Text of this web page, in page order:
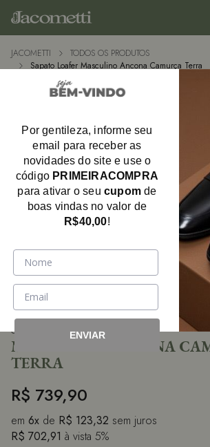
JACOMETTI
TODOS OS PRODUTOS
Sapato Loafer Masculino Ancona Camurça Terra
Sapato Loafer
MASCULINO ANCONA
TERRA
R$ 739,90
em 6x de R$ 123,32 sem juros
R$ 702,91 à vista 5%
Por gentileza, informe seu
email para receber as
novidades do site e use o
código PRIMEIRACOMPRA
para ativar o seu cupomde
boas vindas no valor de
R$40,00!
ENVIAR